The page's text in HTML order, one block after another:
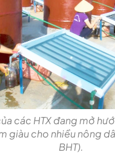
các HTX đang mở
giàu cho nhiều nông
BHT).